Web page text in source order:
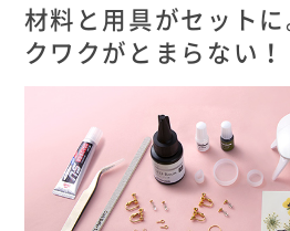
材料と用具がセット
クワクがとまらない！